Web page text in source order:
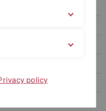
policy